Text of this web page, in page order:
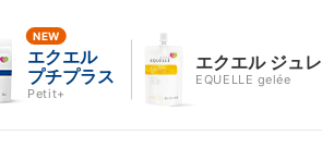
エクエル
プチプラス
Petit+
エクエル ジュレ
EQUELLE gelée